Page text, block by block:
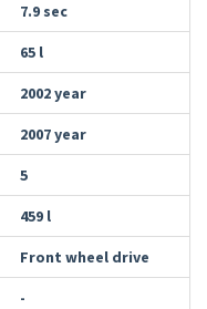
7.9 sec
65 l
2002 year
2007 year
5
459 l
Front wheel drive
-